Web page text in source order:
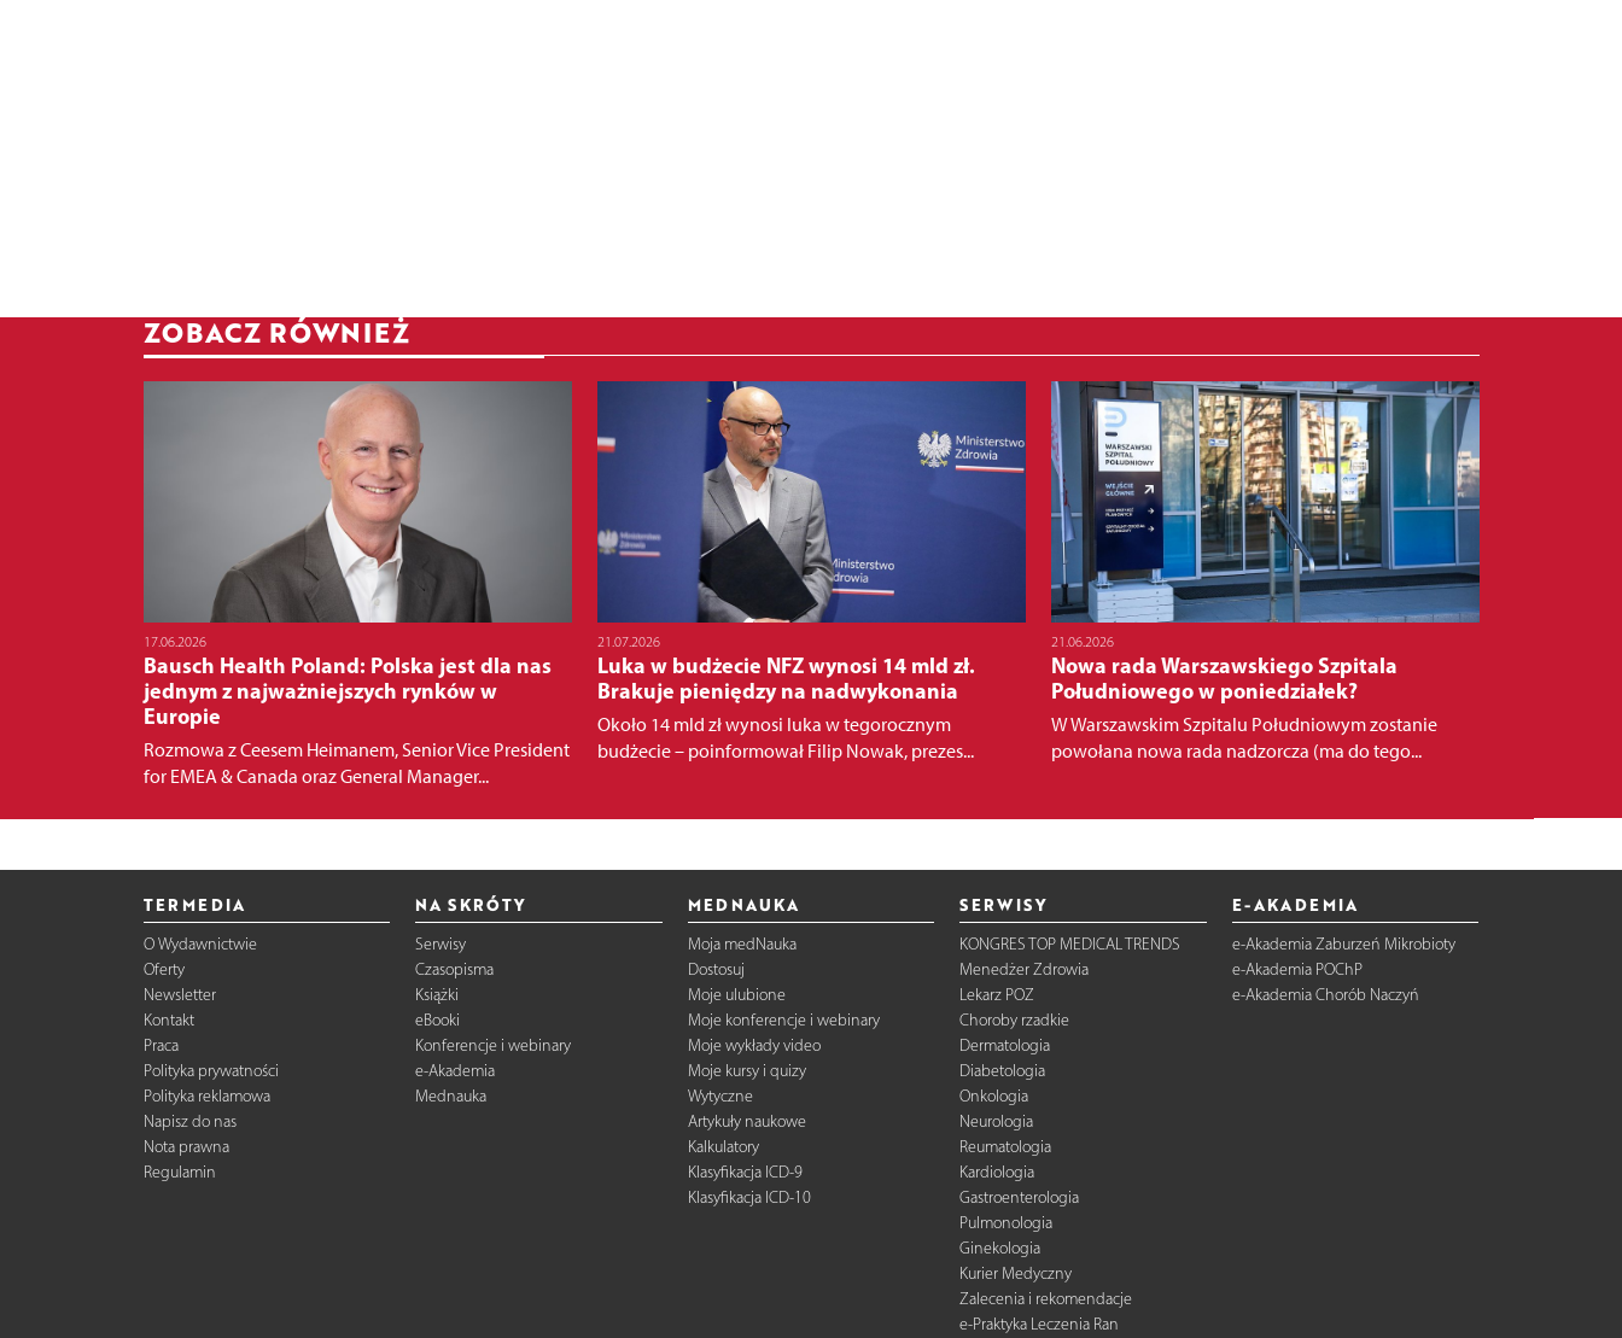
ZOBACZ RÓWNIEŻ
17.06.2026
Bausch Health Poland: Polska jest dla nas
jednym z najważniejszych rynków w
Europie
Rozmowa z Ceesem Heimanem, Senior Vice President
for EMEA & Canada oraz General Manager...
21.07.2026
Luka w budżecie NFZ wynosi 14 mld zł.
Brakuje pieniędzy na nadwykonania
Około 14 mld zł wynosi luka w tegorocznym
budżecie – poinformował Filip Nowak, prezes...
21.06.2026
Nowa rada Warszawskiego Szpitala
Południowego w poniedziałek?
W Warszawskim Szpitalu Południowym zostanie
powołana nowa rada nadzorcza (ma do tego...
TERMEDIA
O Wydawnictwie
Oferty
Newsletter
Kontakt
Praca
Polityka prywatności
Polityka reklamowa
Napisz do nas
Nota prawna
Regulamin
NA SKRÓTY
Serwisy
Czasopisma
Książki
eBooki
Konferencje i webinary
e-Akademia
Mednauka
MEDNAUKA
Moja medNauka
Dostosuj
Moje ulubione
Moje konferencje i webinary
Moje wykłady video
Moje kursy i quizy
Wytyczne
Artykuły naukowe
Kalkulatory
Klasyfikacja ICD-9
Klasyfikacja ICD-10
SERWISY
KONGRES TOP MEDICAL TRENDS
Menedżer Zdrowia
Lekarz POZ
Choroby rzadkie
Dermatologia
Diabetologia
Onkologia
Neurologia
Reumatologia
Kardiologia
Gastroenterologia
Pulmonologia
Ginekologia
Kurier Medyczny
Zalecenia i rekomendacje
e-Praktyka Leczenia Ran
E-AKADEMIA
e-Akademia Zaburzeń Mikrobioty
e-Akademia POChP
e-Akademia Chorób Naczyń